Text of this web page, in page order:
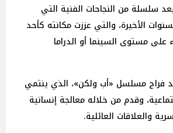
سلسلة من النجاحات الفنية التي
الأخيرة، والتي عززت مكانته كأحد
على مستوى السينما أو الدراما
فراج مسلسل «أب ولكن»، الذي ينتمي
وقدم من خلاله معالجة إنسانية
والعلاقات العائلية.